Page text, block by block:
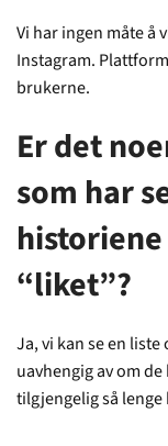
Vi har ingen måte å
Instagram.
brukerne.
Er det
som har
“liket”?
Ja, vi kan se en
uavhengig av om
tilgjengelig så